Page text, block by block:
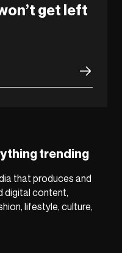
get left
trending
that produces and
digital content,
lifestyle, culture,